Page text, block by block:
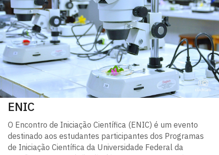
ENIC
O Encontro de Iniciação Científica (ENIC) é um evento
destinado aos estudantes participantes dos Programas
de Iniciação Científica da Universidade Federal da